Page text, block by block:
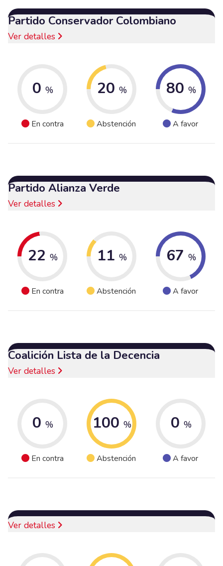
Partido Conservador Colombiano
Ver detalles
0 %
En contra
20 %
Abstención
80 %
A favor
Partido Alianza Verde
Ver detalles
22 %
En contra
11 %
Abstención
67 %
A favor
Coalición Lista de la Decencia
Ver detalles
0 %
En contra
100 %
Abstención
0 %
A favor
Ver detalles